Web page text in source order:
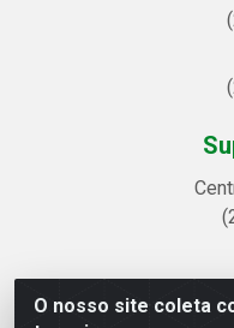
O nosso site coleta
Linhavix